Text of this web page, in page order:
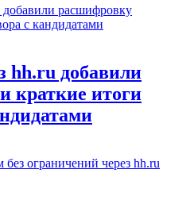
hh.ru добавили
краткие итоги